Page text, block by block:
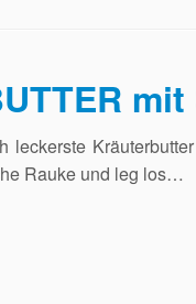
leckerste
Rauke und leg los…